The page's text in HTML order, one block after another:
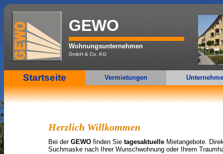
GEWO
Wohnungsunternehmen
GmbH & Co. KG
Startseite Vermietungen
Herzlich Willkommen
Bei der GEWO finden Sie tagesaktuelle Mietangebote.
Suchmaske nach Ihrer Wunschwohnung oder Ihrem